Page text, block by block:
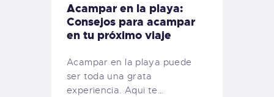
Acampar en la playa:
Consejos para acampar
en tu próximo viaje
Acampar en la playa puede
ser toda una grata
experiencia. Aqui te…